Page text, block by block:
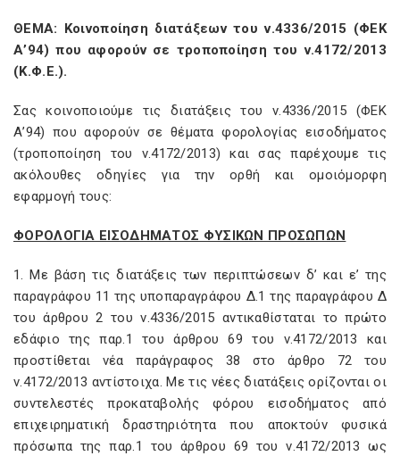
ΘΕΜΑ: Κοινοποίηση διατάξεων του ν.4336/2015 (ΦΕΚ
Α’94) που αφορούν σε τροποποίηση του ν.4172/2013
(Κ.Φ.Ε.).
Σας κοινοποιούμε τις διατάξεις του ν.4336/2015 (ΦΕΚ
Α’94) που αφορούν σε θέματα φορολογίας εισοδήματος
(τροποποίηση του ν.4172/2013) και σας παρέχουμε τις
ακόλουθες οδηγίες για την ορθή και ομοιόμορφη
εφαρμογή τους:
ΦΟΡΟΛΟΓΙΑ ΕΙΣΟΔΗΜΑΤΟΣ ΦΥΣΙΚΩΝ ΠΡΟΣΩΠΩΝ
1. Με βάση τις διατάξεις των περιπτώσεων δ’ και ε’ της
παραγράφου 11 της υποπαραγράφου Δ.1 της παραγράφου Δ
του άρθρου 2 του ν.4336/2015 αντικαθίσταται το πρώτο
εδάφιο της παρ.1 του άρθρου 69 του ν.4172/2013 και
προστίθεται νέα παράγραφος 38 στο άρθρο 72 του
ν.4172/2013 αντίστοιχα. Με τις νέες διατάξεις ορίζονται οι
συντελεστές προκαταβολής φόρου εισοδήματος από
επιχειρηματική δραστηριότητα που αποκτούν φυσικά
πρόσωπα της παρ.1 του άρθρου 69 του ν.4172/2013 ως